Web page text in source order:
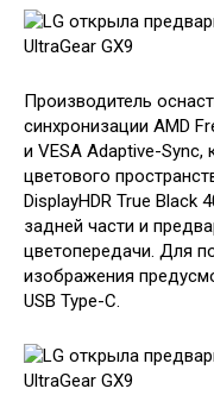
Производитель
синхронизации AMD
и VESA Adaptive-Sync,
цветового
DisplayHDR True Black
задней части и
цветопередачи. Для
изображения
USB Type-C.